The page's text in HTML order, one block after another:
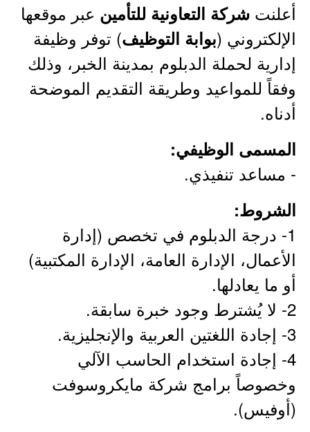
أعلنت شركة التعاونية للتأمين عبر موقعها
الإلكتروني (بوابة التوظيف) توفر وظيفة
إدارية لحملة الدبلوم بمدينة الخبر، وذلك
وفقاً للمواعيد وطريقة التقديم الموضحة
أدناه.
المسمى الوظيفي:
- مساعد تنفيذي.
الشروط:
1- درجة الدبلوم في تخصص (إدارة
الأعمال، الإدارة العامة، الإدارة المكتبية)
أو ما يعادلها.
2- لا يُشترط وجود خبرة سابقة.
3- إجادة اللغتين العربية والإنجليزية.
4- إجادة استخدام الحاسب الآلي
وخصوصاً برامج شركة مايكروسوفت
(أوفيس).